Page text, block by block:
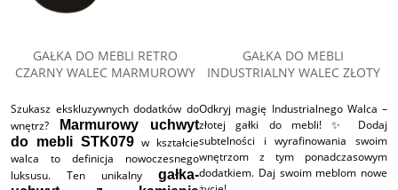
GAŁKA DO MEBLI RETRO
CZARNY WALEC MARMUROWY
Szukasz ekskluzywnych dodatków do
wnętrz?
Marmurowy uchwyt
do mebli STK079 w kształcie
walca to definicja nowoczesnego
luksusu. Ten unikalny gałka-
GAŁKA DO MEBLI
INDUSTRIALNY WALEC ZŁOTY
Odkryj magię Industrialnego Walca –
złotej gałki do mebli! ✨ Dodaj
subtelności i wyrafinowania swoim
wnętrzom z tym ponadczasowym
dodatkiem. Daj swoim meblom nowe